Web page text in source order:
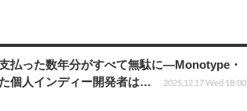
払った数年分がすべて無駄に―Monotype・
個人インディー開発者は…
2025.12.17 Wed 18:00